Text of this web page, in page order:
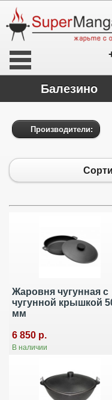
Балезино
Производители:
Жаровня чугунная с
чугунной крышкой
мм
6 850 р.
В наличии